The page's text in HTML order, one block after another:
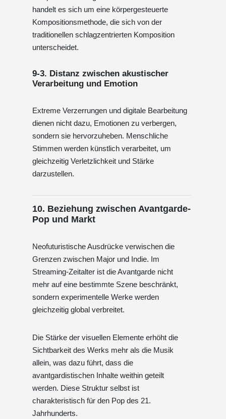
handelt es sich um eine körpergesteuerte
Kompositionsmethode, die sich von der
traditionellen schlagzentrierten Komposition
unterscheidet.
9-3. Distanz zwischen akustischer
Verarbeitung und Emotion
Extreme Verzerrungen und digitale Bearbeitung
dienen nicht dazu, Emotionen zu verbergen,
sondern sie hervorzuheben. Menschliche
Stimmen werden künstlich verarbeitet, um
gleichzeitig Verletzlichkeit und Stärke
darzustellen.
10. Beziehung zwischen Avantgarde-
Pop und Markt
Neofuturistische Ausdrücke verwischen die
Grenzen zwischen Major und Indie. Im
Streaming-Zeitalter ist die Avantgarde nicht
mehr auf eine bestimmte Szene beschränkt,
sondern experimentelle Werke werden
gleichzeitig global verbreitet.
Die Stärke der visuellen Elemente erhöht die
Sichtbarkeit des Werks mehr als die Musik
allein, was dazu führt, dass die
avantgardistischen Inhalte weithin geteilt
werden. Diese Struktur selbst ist
charakteristisch für den Pop des 21.
Jahrhunderts.